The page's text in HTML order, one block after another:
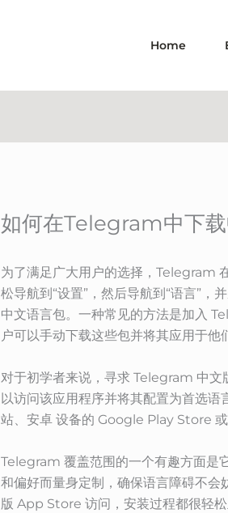
Home
如何在Telegram中下载
为了满足广大用户的选择，Telegram
松导航到“设置”，然后导航到“语言”
中文语言包。一种常见的方法是加入
户可以手动下载这些包并将其应用于他
对于初学者来说，寻求 Telegram 中
以访问该应用程序并将其配置为首选
站、安卓 设备的 Google Play Store
Telegram 覆盖范围的一个有趣方面是
和偏好而量身定制，确保语言障碍不
版 App Store 访问，安装过程都很轻